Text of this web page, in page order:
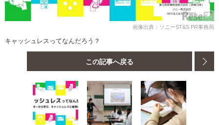
画像出典：ソニーST&S PR事務局
キャッシュレスってなんだろう？
この記事へ戻る